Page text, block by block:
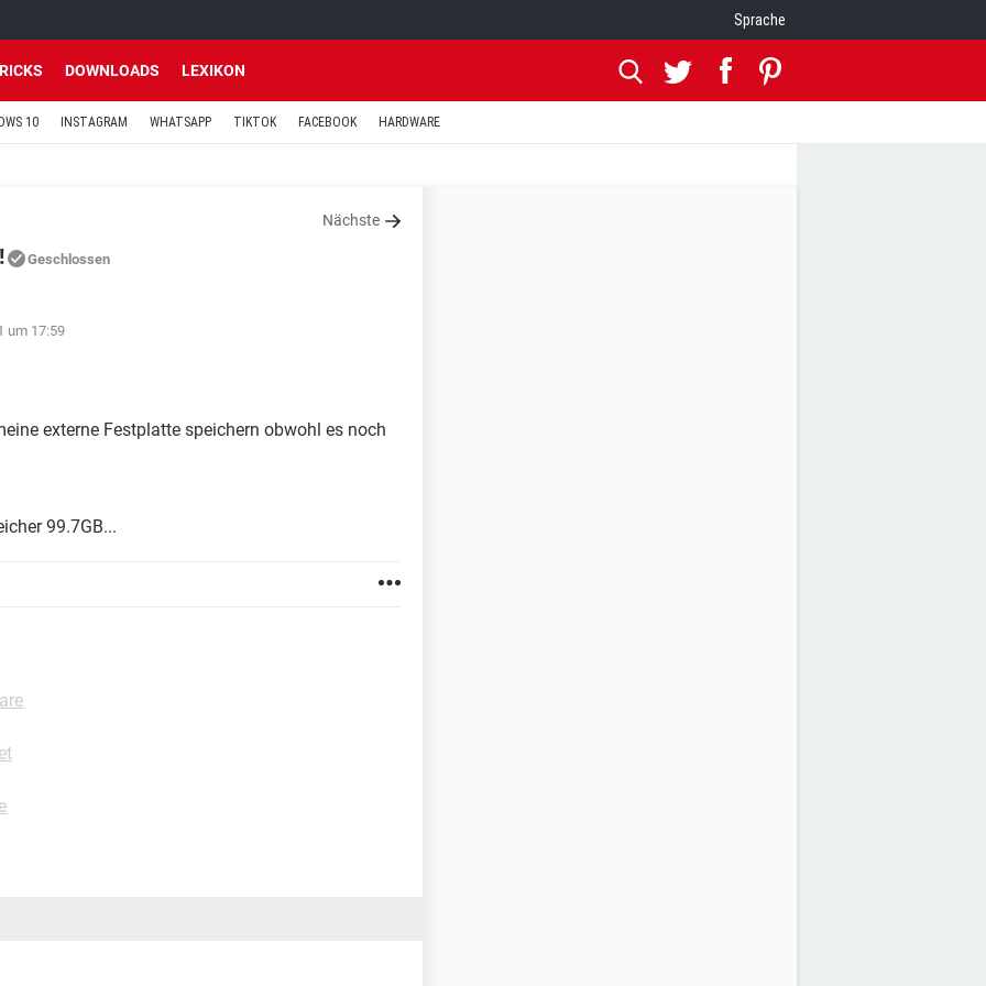
Sprache
DOWNLOADS LEXIKON
10 INSTAGRAM WHATSAPP TIKTOK FACEBOOK HARDWARE
Nächste
Geschlossen
um 17:59
externe Festplatte speichern obwohl es noch
99.7GB...